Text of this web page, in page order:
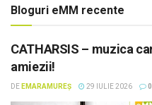
Bloguri eMM recente
CATHARSIS – muzica
amiezii!
DE EMARAMUREȘ 29 IULIE 2026 0